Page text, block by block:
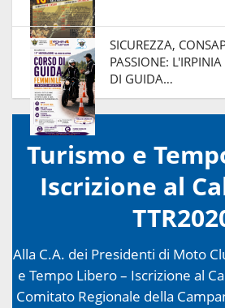
SICUREZZA,
PASSIONE:
DI GUIDA…
Turismo e
Iscrizione al
Alla C.A. dei Presidenti di Moto
e Tempo Libero – Iscrizione al
Comitato Regionale della